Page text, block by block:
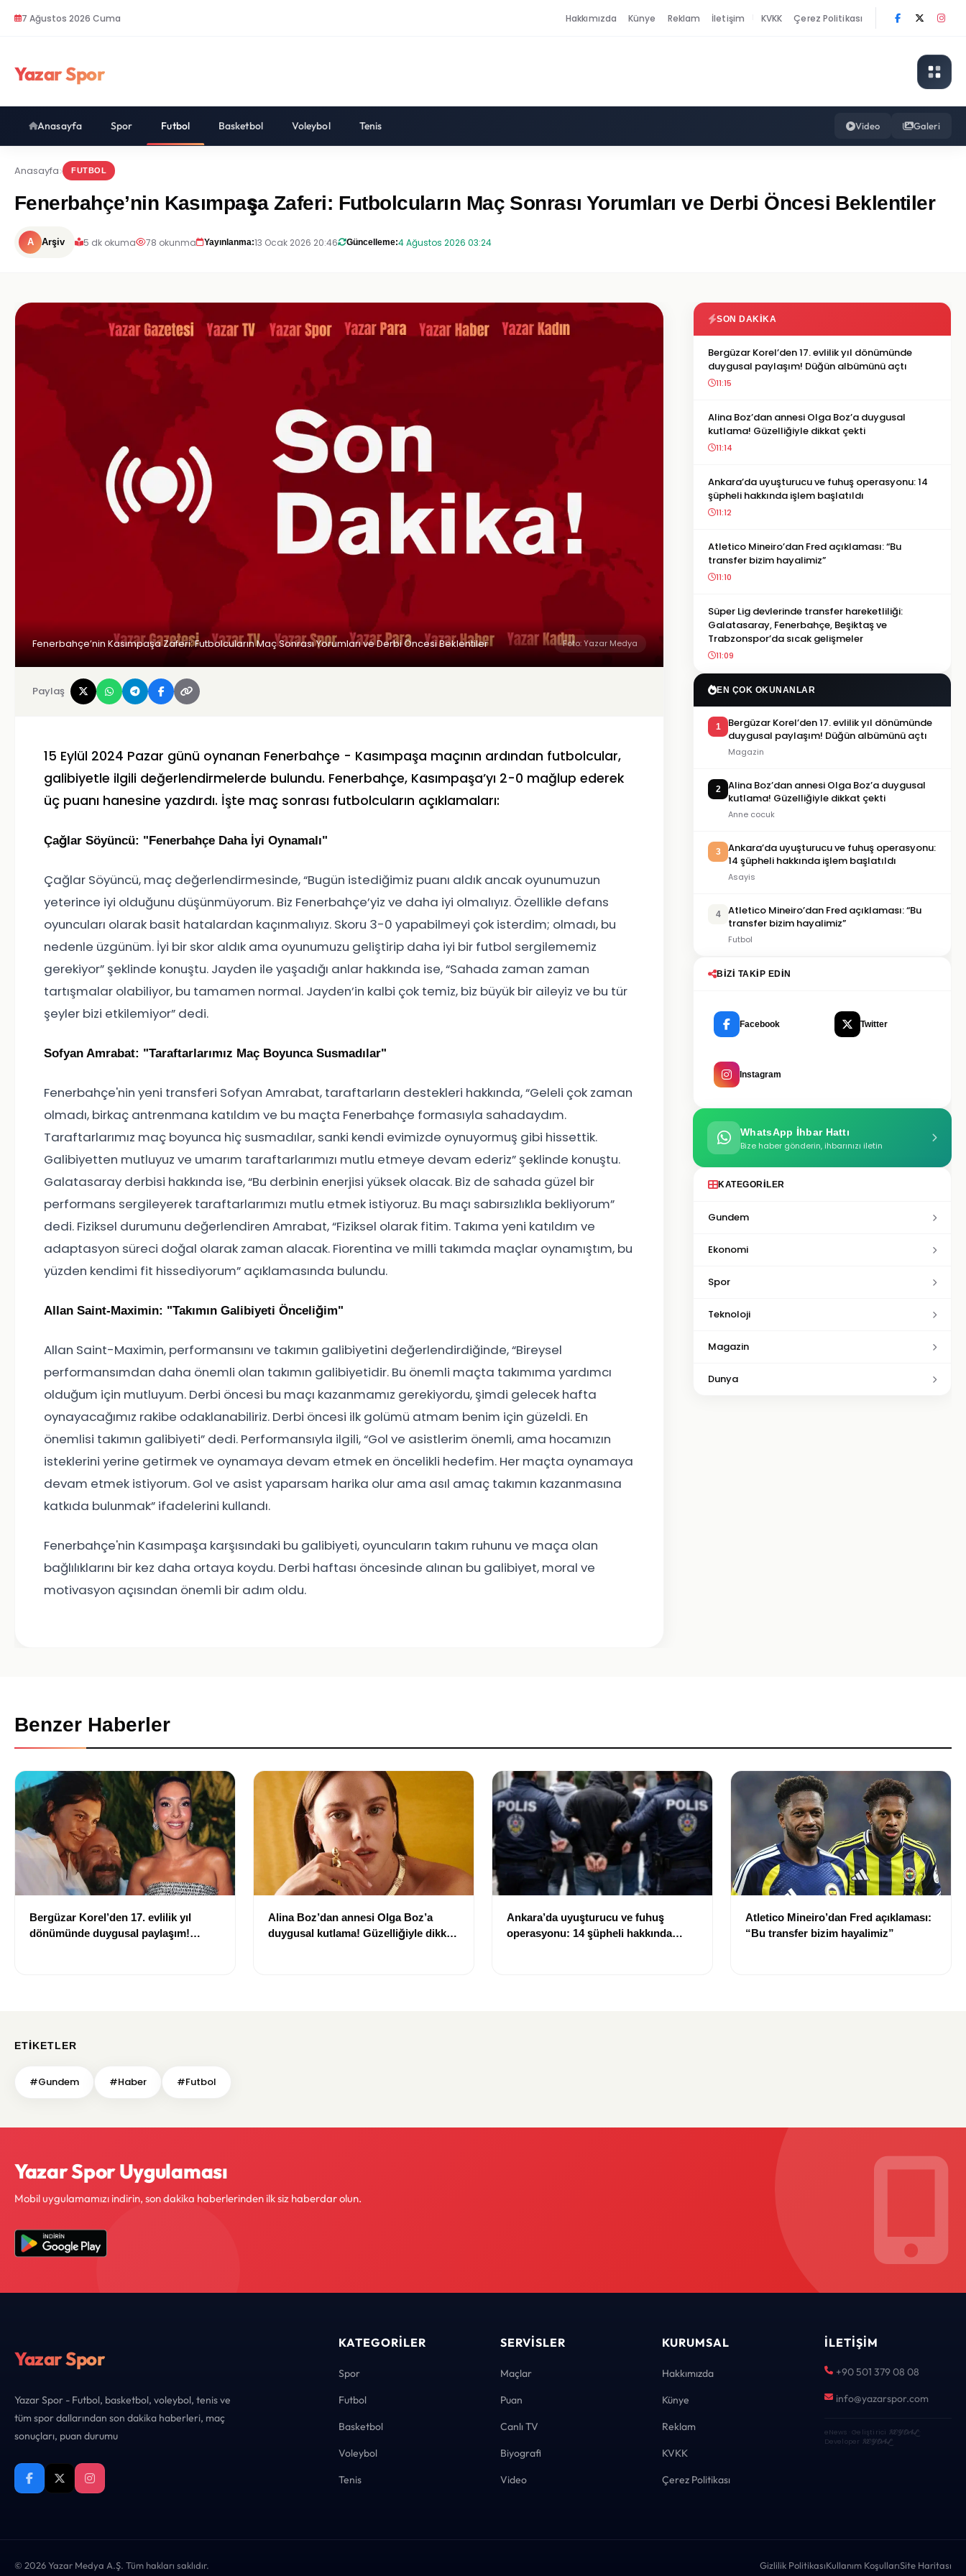
7 Ağustos 2026 Cuma Hakkımızda Künye Reklam İletişim KVKK Çerez Politikası
Yazar Spor
Anasayfa Spor Futbol Basketbol Voleybol Tenis Video Galeri
Anasayfa FUTBOL
Fenerbahçe’nin Kasımpaşa Zaferi: Futbolcuların Maç Sonrası Yorumları ve Derbi Öncesi Beklentiler
A Arşiv 5 dk okuma 78 okunma Yayınlanma:13 Ocak 2026 20:46 Güncelleme:4 Ağustos 2026 03:24
Fenerbahçe’nin Kasımpaşa Zaferi: Futbolcuların Maç Sonrası Yorumları ve Derbi Öncesi Beklentiler Foto: Yazar Medya
Paylaş
15 Eylül 2024 Pazar günü oynanan Fenerbahçe - Kasımpaşa maçının ardından futbolcular,
galibiyetle ilgili değerlendirmelerde bulundu. Fenerbahçe, Kasımpaşa’yı 2-0 mağlup ederek
üç puanı hanesine yazdırdı. İşte maç sonrası futbolcuların açıklamaları:
Çağlar Söyüncü: "Fenerbahçe Daha İyi Oynamalı"
Çağlar Söyüncü, maç değerlendirmesinde, “Bugün istediğimiz puanı aldık ancak oyunumuzun
yeterince iyi olduğunu düşünmüyorum. Biz Fenerbahçe’yiz ve daha iyi olmalıyız. Özellikle defans
oyuncuları olarak basit hatalardan kaçınmalıyız. Skoru 3-0 yapabilmeyi çok isterdim; olmadı, bu
nedenle üzgünüm. İyi bir skor aldık ama oyunumuzu geliştirip daha iyi bir futbol sergilememiz
gerekiyor” şeklinde konuştu. Jayden ile yaşadığı anlar hakkında ise, “Sahada zaman zaman
tartışmalar olabiliyor, bu tamamen normal. Jayden’in kalbi çok temiz, biz büyük bir aileyiz ve bu tür
şeyler bizi etkilemiyor” dedi.
Sofyan Amrabat: "Taraftarlarımız Maç Boyunca Susmadılar"
Fenerbahçe'nin yeni transferi Sofyan Amrabat, taraftarların destekleri hakkında, “Geleli çok zaman
olmadı, birkaç antrenmana katıldım ve bu maçta Fenerbahçe formasıyla sahadaydım.
Taraftarlarımız maç boyunca hiç susmadılar, sanki kendi evimizde oynuyormuş gibi hissettik.
Galibiyetten mutluyuz ve umarım taraftarlarımızı mutlu etmeye devam ederiz” şeklinde konuştu.
Galatasaray derbisi hakkında ise, “Bu derbinin enerjisi yüksek olacak. Biz de sahada güzel bir
performans sergileyerek taraftarlarımızı mutlu etmek istiyoruz. Bu maçı sabırsızlıkla bekliyorum”
dedi. Fiziksel durumunu değerlendiren Amrabat, “Fiziksel olarak fitim. Takıma yeni katıldım ve
adaptasyon süreci doğal olarak zaman alacak. Fiorentina ve milli takımda maçlar oynamıştım, bu
yüzden kendimi fit hissediyorum” açıklamasında bulundu.
Allan Saint-Maximin: "Takımın Galibiyeti Önceliğim"
Allan Saint-Maximin, performansını ve takımın galibiyetini değerlendirdiğinde, “Bireysel
performansımdan daha önemli olan takımın galibiyetidir. Bu önemli maçta takımıma yardımcı
olduğum için mutluyum. Derbi öncesi bu maçı kazanmamız gerekiyordu, şimdi gelecek hafta
oynayacağımız rakibe odaklanabiliriz. Derbi öncesi ilk golümü atmam benim için güzeldi. En
önemlisi takımın galibiyeti” dedi. Performansıyla ilgili, “Gol ve asistlerim önemli, ama hocamızın
isteklerini yerine getirmek ve oynamaya devam etmek en öncelikli hedefim. Her maçta oynamaya
devam etmek istiyorum. Gol ve asist yaparsam harika olur ama asıl amaç takımın kazanmasına
katkıda bulunmak” ifadelerini kullandı.
Fenerbahçe'nin Kasımpaşa karşısındaki bu galibiyeti, oyuncuların takım ruhunu ve maça olan
bağlılıklarını bir kez daha ortaya koydu. Derbi haftası öncesinde alınan bu galibiyet, moral ve
motivasyon açısından önemli bir adım oldu.
SON DAKIKA
Bergüzar Korel’den 17. evlilik yıl dönümünde
duygusal paylaşım! Düğün albümünü açtı
11:15
Alina Boz’dan annesi Olga Boz’a duygusal
kutlama! Güzelliğiyle dikkat çekti
11:14
Ankara’da uyuşturucu ve fuhuş operasyonu: 14
şüpheli hakkında işlem başlatıldı
11:12
Atletico Mineiro’dan Fred açıklaması: “Bu
transfer bizim hayalimiz”
11:10
Süper Lig devlerinde transfer hareketliliği:
Galatasaray, Fenerbahçe, Beşiktaş ve
Trabzonspor’da sıcak gelişmeler
11:09
EN ÇOK OKUNANLAR
1
Bergüzar Korel’den 17. evlilik yıl dönümünde
duygusal paylaşım! Düğün albümünü açtı
Magazin
2
Alina Boz’dan annesi Olga Boz’a duygusal
kutlama! Güzelliğiyle dikkat çekti
Anne cocuk
3
Ankara’da uyuşturucu ve fuhuş operasyonu:
14 şüpheli hakkında işlem başlatıldı
Asayis
4
Atletico Mineiro’dan Fred açıklaması: “Bu
transfer bizim hayalimiz”
Futbol
BIZI TAKIP EDIN
Facebook Twitter
Instagram
WhatsApp İhbar Hattı
Bize haber gönderin, ihbarınızı iletin
KATEGORILER
Gundem
Ekonomi
Spor
Teknoloji
Magazin
Dunya
Benzer Haberler
Bergüzar Korel’den 17. evlilik yıl
dönümünde duygusal paylaşım!
Alina Boz’dan annesi Olga Boz’a
duygusal kutlama! Güzelliğiyle dikkat
Ankara’da uyuşturucu ve fuhuş
operasyonu: 14 şüpheli hakkında
Atletico Mineiro’dan Fred açıklaması:
“Bu transfer bizim hayalimiz”
ETIKETLER
#Gundem #Haber #Futbol
Yazar Spor Uygulaması
Mobil uygulamamızı indirin, son dakika haberlerinden ilk siz haberdar olun.
Yazar Spor
Yazar Spor - Futbol, basketbol, voleybol, tenis ve
tüm spor dallarından son dakika haberleri, maç
sonuçları, puan durumu
KATEGORILER
Spor
Futbol
Basketbol
Voleybol
Tenis
SERVISLER
Maçlar
Puan
Canlı TV
Biyografi
Video
KURUMSAL
Hakkımızda
Künye
Reklam
KVKK
Çerez Politikası
İLETIŞIM
+90 501 379 08 08
info@yazarspor.com
eNews · Geliştirici KEYDAL·
Developer KEYDAL
© 2026 Yazar Medya A.Ş. Tüm hakları saklıdır. Gizlilik PolitikasıKullanım KoşullarıSite Haritası